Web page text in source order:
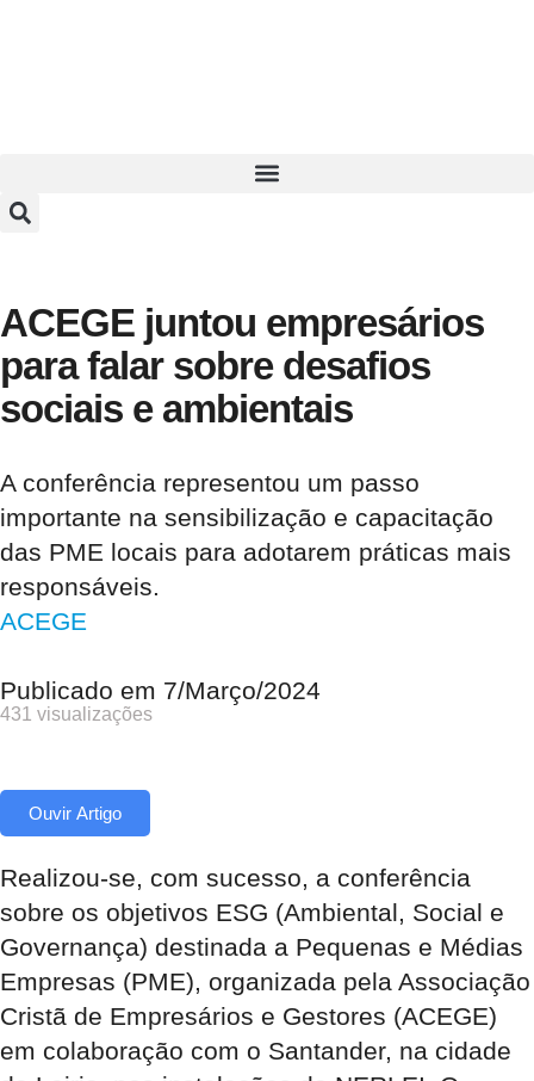
ACEGE juntou empresários
para falar sobre desafios
sociais e ambientais
A conferência representou um passo
importante na sensibilização e capacitação
das PME locais para adotarem práticas mais
responsáveis.
ACEGE
Publicado em 7/Março/2024
431 visualizações
Ouvir Artigo
Realizou-se, com sucesso, a conferência
sobre os objetivos ESG (Ambiental, Social e
Governança) destinada a Pequenas e Médias
Empresas (PME), organizada pela Associação
Cristã de Empresários e Gestores (ACEGE)
em colaboração com o Santander, na cidade